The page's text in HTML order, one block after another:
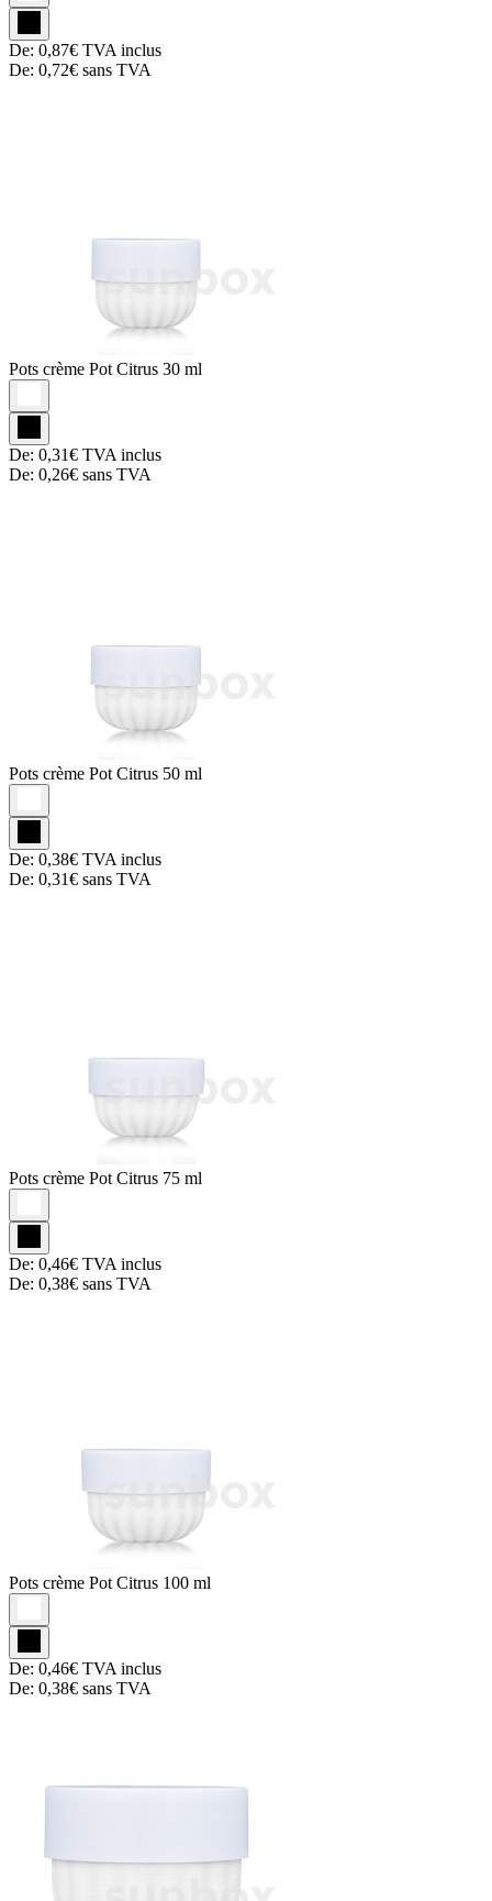
De: 0,87€ TVA inclus
De: 0,72€ sans TVA
Pots crème Pot Citrus 30 ml
De: 0,31€ TVA inclus
De: 0,26€ sans TVA
Pots crème Pot Citrus 50 ml
De: 0,38€ TVA inclus
De: 0,31€ sans TVA
Pots crème Pot Citrus 75 ml
De: 0,46€ TVA inclus
De: 0,38€ sans TVA
Pots crème Pot Citrus 100 ml
De: 0,46€ TVA inclus
De: 0,38€ sans TVA